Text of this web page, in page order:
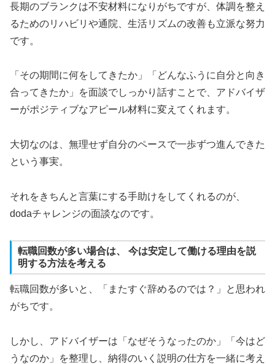
長期のブランクは不安材料になりがちですが、体調を整え
るためのリハビリや通院、生活リズムの改善も立派な努力
です。
「その期間に何をしてきたか」「どんなふうに自分と向き
合ってきたか」を面談でしっかり話すことで、アドバイザ
ーがポジティブなアピール材料に変えてくれます。
大切なのは、無理せず自分のペースで一歩ずつ進んできた
という事実。
それをきちんと言葉にする手助けをしてくれるのが、
dodaチャレンジの面談なのです。
転職回数が多い場合は、 今は安定して働ける理由を説
明する方法を考える
転職回数が多いと、「またすぐ辞めるのでは？」と思われ
がちです。
しかし、アドバイザーは「なぜそうなったのか」「今はど
うなのか」を整理し、納得のいく説明の仕方を一緒に考え